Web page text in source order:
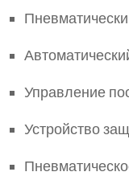
Управление
Устройство